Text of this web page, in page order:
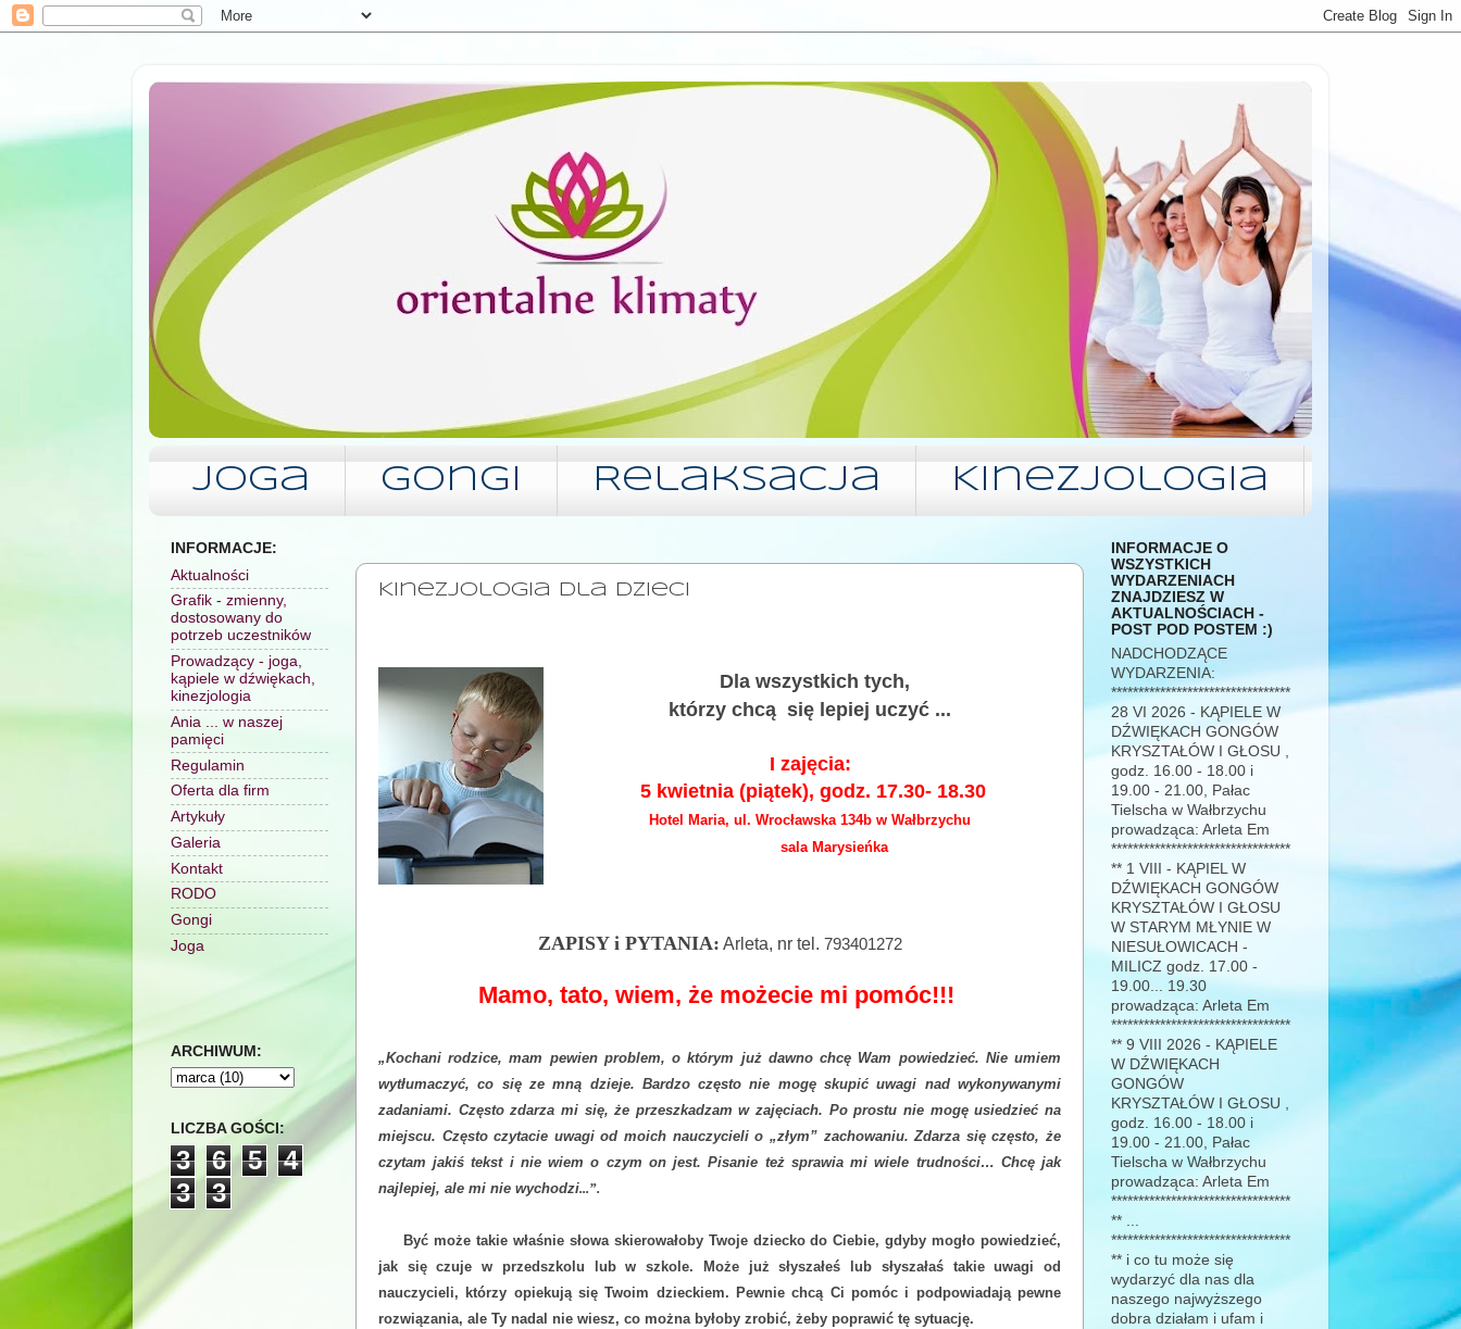
Joga Gongi Relaksacja Kinezjologia
Kinezjologia dla dzieci
Dla wszystkich tych,
którzy chcą się lepiej uczyć ...
I zajęcia:
5 kwietnia (piątek), godz. 17.30- 18.30
Hotel Maria, ul. Wrocławska 134b w Wałbrzychu
sala Marysieńka
ZAPISY i PYTANIA: Arleta, nr tel. 793401272
Mamo, tato, wiem, że możecie mi pomóc!!!
„Kochani rodzice, mam pewien problem, o którym już dawno chcę Wam powiedzieć. Nie umiem
wytłumaczyć, co się ze mną dzieje. Bardzo często nie mogę skupić uwagi nad wykonywanymi
zadaniami. Często zdarza mi się, że przeszkadzam w zajęciach. Po prostu nie mogę usiedzieć na
miejscu. Często czytacie uwagi od moich nauczycieli o „złym” zachowaniu. Zdarza się często, że
czytam jakiś tekst i nie wiem o czym on jest. Pisanie też sprawia mi wiele trudności… Chcę jak
najlepiej, ale mi nie wychodzi...”.
Być może takie właśnie słowa skierowałoby Twoje dziecko do Ciebie, gdyby mogło powiedzieć,
jak się czuje w przedszkolu lub w szkole. Może już słyszałeś lub słyszałaś takie uwagi od
nauczycieli, którzy opiekują się Twoim dzieckiem. Pewnie chcą Ci pomóc i podpowiadają pewne
rozwiązania, ale Ty nadal nie wiesz, co można byłoby zrobić, żeby poprawić tę sytuację.
INFORMACJE:
Aktualności
Grafik - zmienny,
dostosowany do
potrzeb uczestników
Prowadzący - joga,
kąpiele w dźwiękach,
kinezjologia
Ania ... w naszej
pamięci
Regulamin
Oferta dla firm
Artykuły
Galeria
Kontakt
RODO
Gongi
Joga
ARCHIWUM:
LICZBA GOŚCI:
3 6 5
4
3
3
INFORMACJE O
WSZYSTKICH
WYDARZENIACH
ZNAJDZIESZ W
AKTUALNOŚCIACH -
POST POD POSTEM :)
NADCHODZĄCE
WYDARZENIA:
*********************************
28 VI 2026 - KĄPIELE W
DŹWIĘKACH GONGÓW
KRYSZTAŁÓW I GŁOSU ,
godz. 16.00 - 18.00 i
19.00 - 21.00, Pałac
Tielscha w Wałbrzychu
prowadząca: Arleta Em
*********************************
** 1 VIII - KĄPIEL W
DŹWIĘKACH GONGÓW
KRYSZTAŁÓW I GŁOSU
W STARYM MŁYNIE W
NIESUŁOWICACH -
MILICZ godz. 17.00 -
19.00... 19.30
prowadząca: Arleta Em
*********************************
** 9 VIII 2026 - KĄPIELE
W DŹWIĘKACH
GONGÓW
KRYSZTAŁÓW I GŁOSU ,
godz. 16.00 - 18.00 i
19.00 - 21.00, Pałac
Tielscha w Wałbrzychu
prowadząca: Arleta Em
*********************************
** ...
*********************************
** i co tu może się
wydarzyć dla nas dla
naszego najwyższego
dobra działam i ufam i